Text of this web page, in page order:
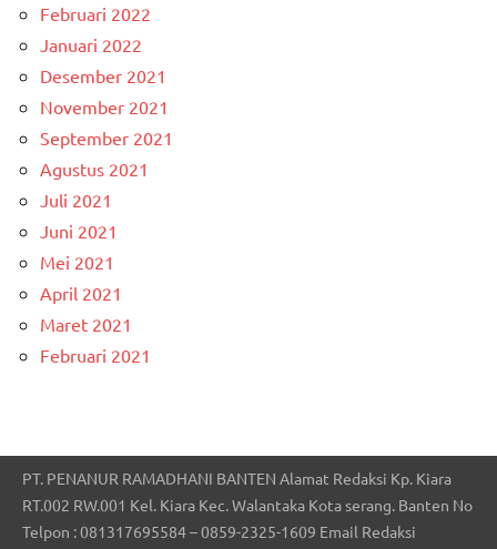
Februari 2022
Januari 2022
Desember 2021
November 2021
September 2021
Agustus 2021
Juli 2021
Juni 2021
Mei 2021
April 2021
Maret 2021
Februari 2021
PT. PENANUR RAMADHANI BANTEN Alamat Redaksi Kp. Kiara
RT.002 RW.001 Kel. Kiara Kec. Walantaka Kota serang. Banten No
Telpon : 081317695584 – 0859-2325-1609 Email Redaksi